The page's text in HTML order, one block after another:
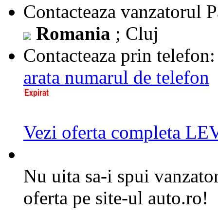
Contacteaza vanzatorul
Romania ; Cluj
Contacteaza prin telefon:
arata numarul de telefon
Vezi oferta completa
Nu uita sa-i spui
oferta pe site-ul auto.ro!